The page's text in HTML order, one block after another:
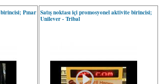
Pınar Satış noktası içi promosyonel aktivite birincisi;
Unilever - Tribal